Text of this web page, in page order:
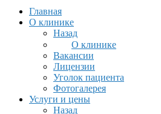
Главная
О клинике
Назад
О клинике
Вакансии
Лицензии
Уголок пациента
Фотогалерея
Услуги и цены
Назад